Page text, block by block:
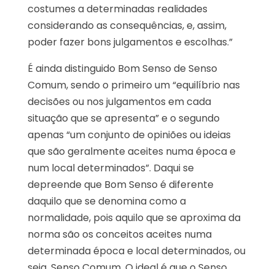
costumes a determinadas realidades
considerando as consequências, e, assim,
poder fazer bons julgamentos e escolhas.”
É ainda distinguido Bom Senso de Senso
Comum, sendo o primeiro um “equilíbrio nas
decisões ou nos julgamentos em cada
situação que se apresenta” e o segundo
apenas “um conjunto de opiniões ou ideias
que são geralmente aceites numa época e
num local determinados”. Daqui se
depreende que Bom Senso é diferente
daquilo que se denomina como a
normalidade, pois aquilo que se aproxima da
norma são os conceitos aceites numa
determinada época e local determinados, ou